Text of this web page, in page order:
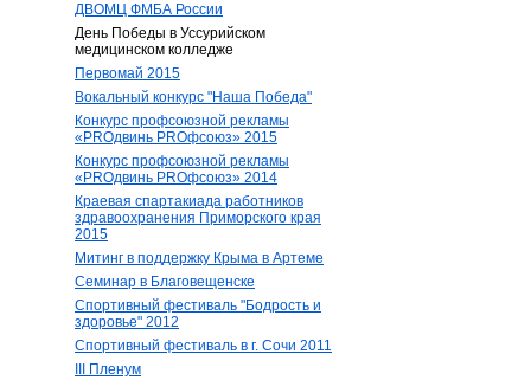
ДВОМЦ ФМБА России
День Победы в Уссурийском
медицинском колледже
Первомай 2015
Вокальный конкурс "Наша Победа"
Конкурс профсоюзной рекламы
«PROдвинь РRОфсоюз» 2015
Конкурс профсоюзной рекламы
«PROдвинь РRОфсоюз» 2014
Краевая спартакиада работников
здравоохранения Приморского края
2015
Митинг в поддержку Крыма в Артеме
Семинар в Благовещенске
Спортивный фестиваль "Бодрость и
здоровье" 2012
Спортивный фестиваль в г. Сочи 2011
III Пленум